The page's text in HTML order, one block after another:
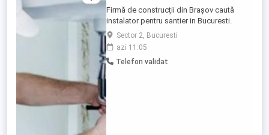
Firmă de construcții din Brașov caută
instalator pentru santier in Bucuresti.
Cerințe: - Scoală profesională sau cursuri
de calificare în domeniu (obligatoriu); -
Experiență pe un post similar minim 2 ani; -
Experiență în lucrări industriale (reprezintă
Sector 2, Bucuresti
azi 11:05
Telefon validat